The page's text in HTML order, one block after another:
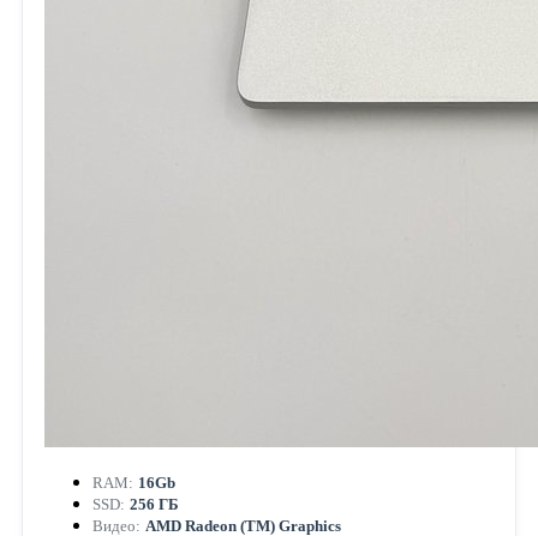
RAM: 16Gb
SSD: 256 ГБ
Видео: AMD Radeon (TM) Graphics